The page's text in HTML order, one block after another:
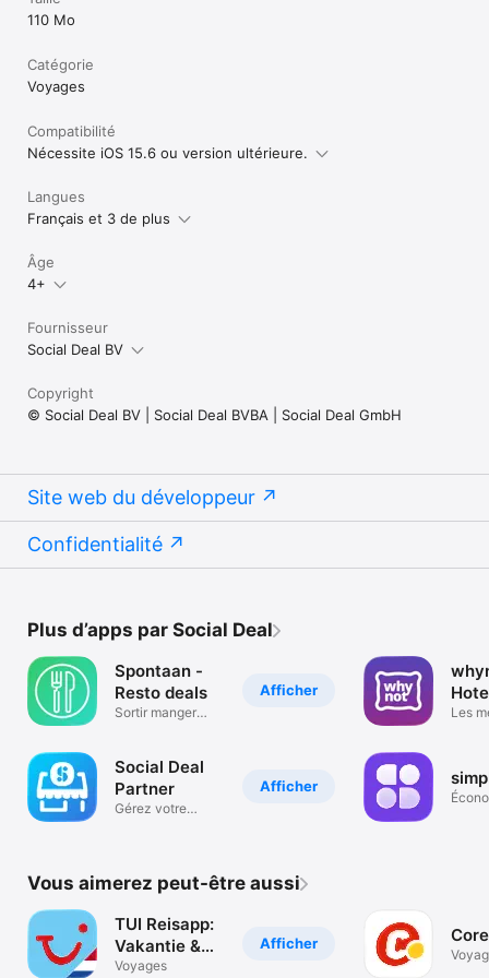
Veuillez noter qu’Apple n’est pas impliqué dans le contenu de
110 Mo
Catégorie
Voyages
Compatibilité
Nécessite iOS 15.6 ou version ultérieure.
Langues
Français et 3 de plus
Âge
4+
Fournisseur
Social Deal BV
Copyright
© Social Deal BV | Social Deal BVBA | Social Deal GmbH
Site web du développeur
Confidentialité
Plus d’apps par Social Deal
Afficher
Spontaan -
Resto deals
Sortir manger
Afficher
Social Deal
Partner
Gérez votre
Les
Vous aimerez peut-être aussi
Afficher
TUI Reisapp:
Vakantie &
Hotels
Voyages